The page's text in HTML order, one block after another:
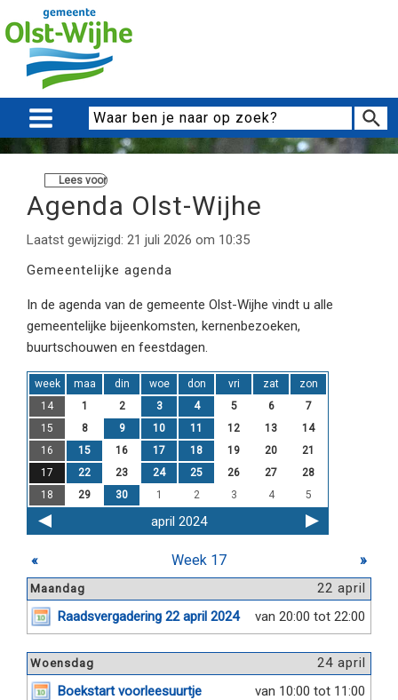
Lees voor
Agenda Olst-Wijhe
Laatst gewijzigd: 21 juli 2026 om 10:35
Gemeentelijke agenda
In de agenda van de gemeente Olst-Wijhe vindt u alle
gemeentelijke bijeenkomsten, kernenbezoeken,
buurtschouwen en feestdagen.
week maa din woe don vri zat
zon
14
1 2 3 4 5 6
7
15
8 9 10 11 12 13
14
16
15 16 17 18 19 20
21
17
22 23 24 25 26 27
28
18
29 30 1 2 3 4 5
april 2024
« Week 17 »
22 april
Maandag
van 20:00 tot 22:00
Raadsvergadering 22 april 2024
24 april
Woensdag
van 10:00 tot 11:00
Boekstart voorleesuurtje